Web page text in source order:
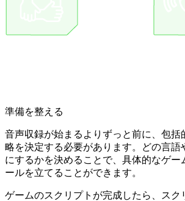
準備を整える
音声収録が始まるよりずっと前に、包括
略を決定する必要があります。どの言語
にするかを決めることで、具体的なゲー
ールを立てることができます。
ゲームのスクリプトが完成したら、スク